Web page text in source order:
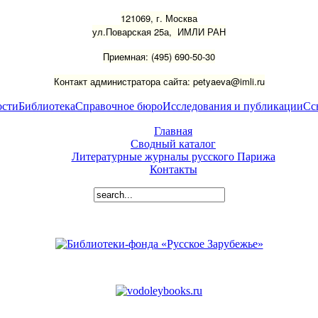
121069, г. Москва
ул.Поварская 25а, ИМЛИ РАН
Приемная: (495) 690-50-30
Контакт администратора сайта: petyaeva@imli.ru
БиблиотекаСправочное бюроИсследования и публикации
Главная
Сводный каталог
Литературные журналы русского Парижа
Контакты